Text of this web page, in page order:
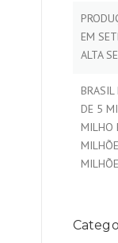
EM
ALTA
BRASIL
DE 5
MILHO